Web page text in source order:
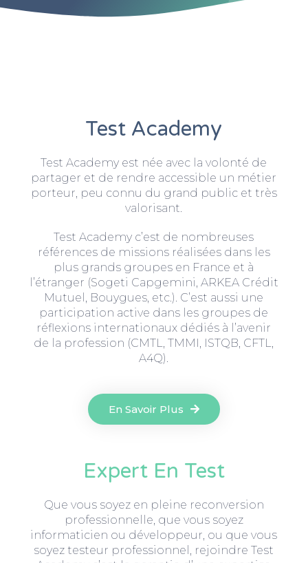
Test Academy
Test Academy est née avec la volonté de
partager et de rendre accessible un métier
porteur, peu connu du grand public et très
valorisant.
Test Academy c’est de nombreuses
références de missions réalisées dans les
plus grands groupes en France et à
l’étranger (Sogeti Capgemini, ARKEA Crédit
Mutuel, Bouygues, etc.). C’est aussi une
participation active dans les groupes de
réflexions internationaux dédiés à l’avenir
de la profession (CMTL, TMMI, ISTQB, CFTL,
A4Q).
En Savoir Plus
Expert En Test
Que vous soyez en pleine reconversion
professionnelle, que vous soyez
informaticien ou développeur, ou que vous
soyez testeur professionnel, rejoindre Test